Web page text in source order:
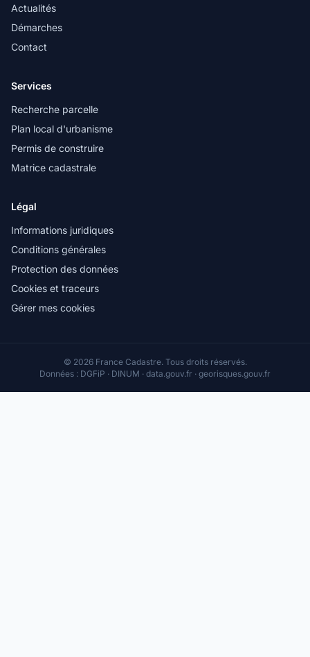
Actualités
Démarches
Contact
Services
Recherche parcelle
Plan local d'urbanisme
Permis de construire
Matrice cadastrale
Légal
Informations juridiques
Conditions générales
Protection des données
Cookies et traceurs
Gérer mes cookies
© 2026 France Cadastre. Tous droits réservés.
Données : DGFiP · DINUM · data.gouv.fr · georisques.gouv.fr